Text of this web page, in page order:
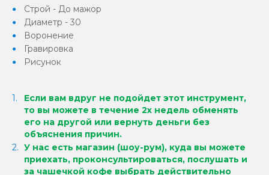
Строй - До мажор
Диаметр - 30
Воронение
Гравировка
Рисунок
Если вам вдруг не подойдет этот инструмент,
то вы можете в течение 2х недель обменять
его на другой или вернуть деньги без
объяснения причин.
У нас есть магазин (шоу-рум), куда вы можете
приехать, проконсультироваться, послушать и
за чашечкой кофе выбрать действительно